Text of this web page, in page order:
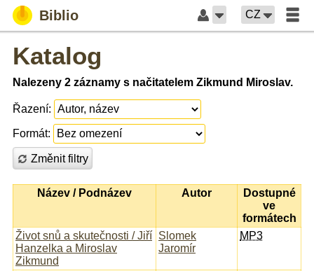
Biblio CZ
Katalog
Nalezeny 2 záznamy s načitatelem Zikmund Miroslav.
Řazení:
Formát:
Změnit filtry
Název / Podnázev Autor
Dostupné
ve
formátech
Život snů a skutečnosti / Jiří
Hanzelka a Miroslav
Zikmund
Slomek
Jaromír
MP3